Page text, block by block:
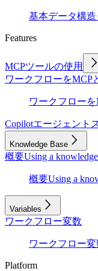
基本データ構造
Features
MCPツールの使用
ワークフローをMCP
ワークフロー
Copilotエージェント
Knowledge Base
概要Using a
概要Using a
Variables
ワークフロー変数
ワークフロー変
Platform